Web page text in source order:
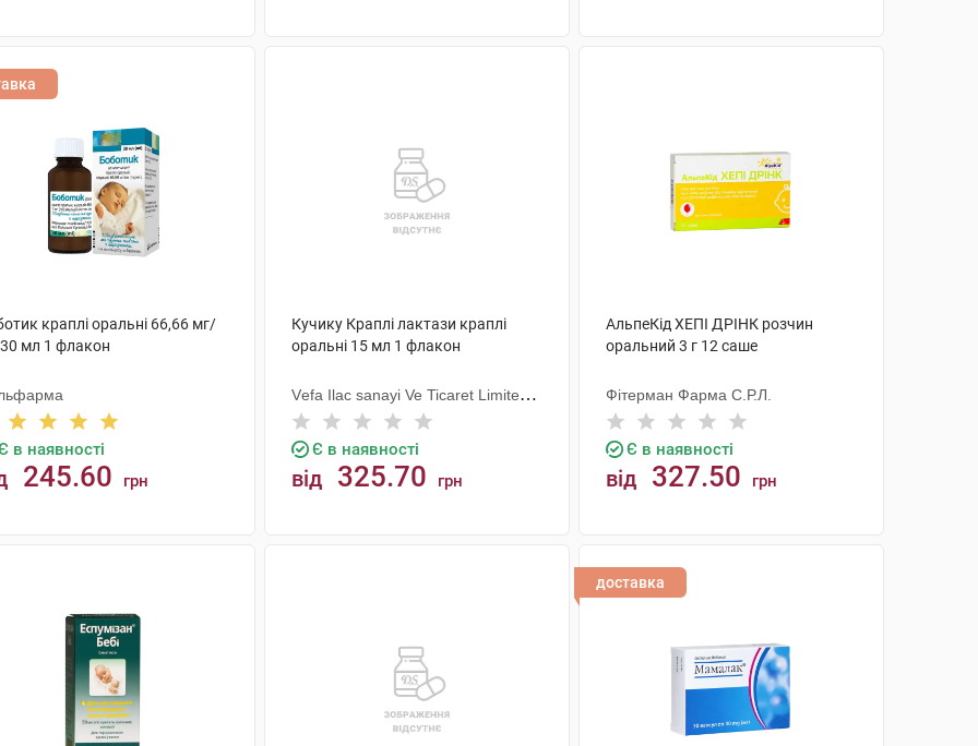
краплі оральні 66,66 мг/
мл 1 флакон
в наявності
245.60 грн
Кучику Краплі лактази краплі
оральні 15 мл 1 флакон
Vеfa Ilac sanayi Ve Ticaret Limited
Sirketi
Є в наявності
від 325.70 грн
АльпеКід ХЕПІ ДРІНК розчин
оральний 3 г 12 саше
Фітерман Фарма С.Р.Л.
Є в наявності
від 327.50 грн
доставка